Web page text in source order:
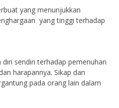
yang menunjukkan
yang tinggi terhadap
sendiri terhadap pemenuhan
harapannya. Sikap dan
pada orang lain dalam